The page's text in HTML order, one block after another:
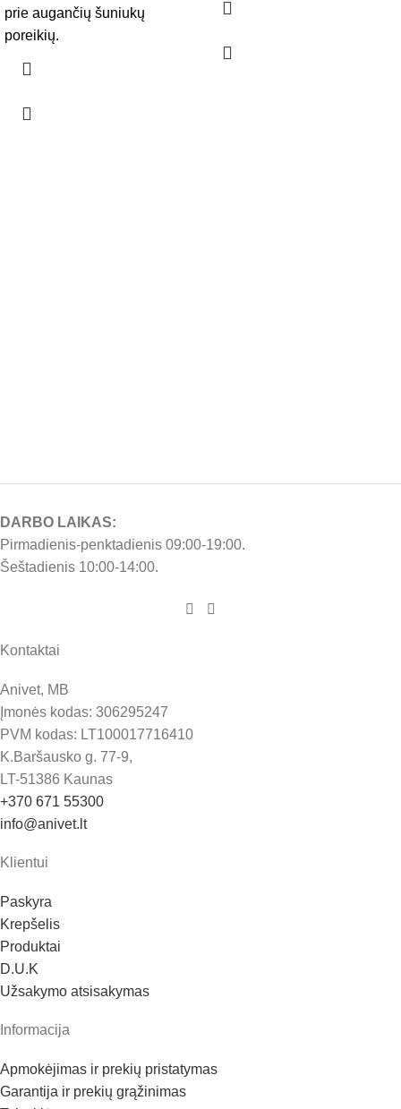
prie augančių šuniukų
poreikių.
DARBO LAIKAS:
Pirmadienis-penktadienis 09:00-19:00.
Šeštadienis 10:00-14:00.
Kontaktai
Anivet, MB
Įmonės kodas: 306295247
PVM kodas: LT100017716410
K.Baršausko g. 77-9,
LT-51386 Kaunas
+370 671 55300
info@anivet.lt
Klientui
Paskyra
Krepšelis
Produktai
D.U.K
Užsakymo atsisakymas
Informacija
Apmokėjimas ir prekių pristatymas
Garantija ir prekių grąžinimas